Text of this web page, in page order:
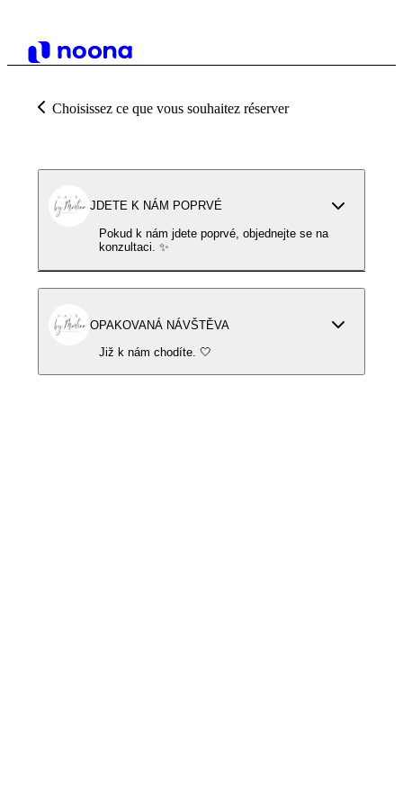
Choisissez ce que vous souhaitez réserver
JDETE K NÁM POPRVÉ
Pokud k nám jdete poprvé, objednejte se na
konzultaci. ✨
OPAKOVANÁ NÁVŠTĚVA
Již k nám chodíte. 🤍